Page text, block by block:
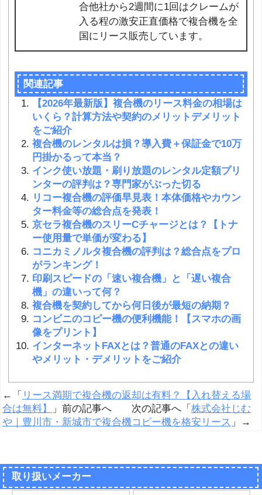
合他社から2週間に1回はクレームが
入る程の激安正直価格で複合機を全
国にリース販売しています。
関連記事
【2026年最新版】複合機のリース料金の相場は
いくら？計算方法や契約のメリットデメリット
をご紹介
複合機のレンタルは損？導入費＋保証金で10万
円掛かるって本当？
インク使い放題・刷り放題のレンタル定額プリ
ンターの評判は？専門家がぶった切る
リコー複合機の評価早見表！本体価格やカウン
ター料金等の総合点を発表！
京セラ複合機のスリーCチャージとは？【トナ
ー使用量で単価が変わる】
コニカミノルタ複合機の評判は？総合点をプロ
がランキング！
印刷スピードの「速い複合機」と「遅い複合
機」の違いって何？
複合機を契約してから何日後が最短の納期？
コンビニのコピー機の便利機能！【スマホの画
像をプリント】
インターネットFAXとは？普通のFAXとの違い
やメリット・デメリットをご紹介
←「 リース満期で複合機の返却は有料？【入れ替える場
合は無料】
」前の記事へ 次の記事へ「 株式会社じむ
や｜豊川市・新城市で複合機コピー機を格安リース 」→
取り扱いメーカー